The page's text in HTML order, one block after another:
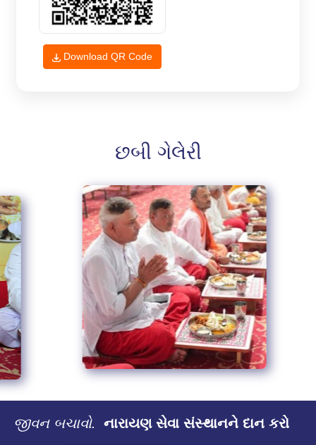
Download QR Code
છબી ગેલેરી
જીવન બચાવો. નારાયણ સેવા સંસ્થાનને દાન કરો